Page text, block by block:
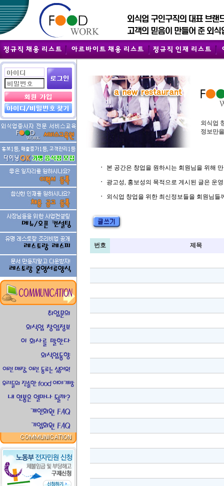
외식업
정보만
ㆍ 본 공간은 창업을 원하시는 회원님을 위해
ㆍ 광고성, 홍보성의 목적으로 게시된 글은 운
ㆍ 외식업 창업을 위한 최신정보들을 회원님
번호 제목